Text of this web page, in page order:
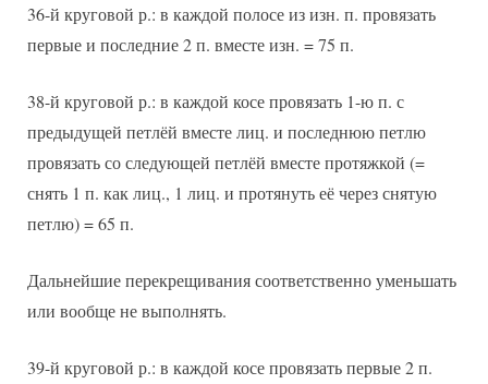
36-й круговой р.: в каждой полосе из изн. п. провязать
первые и последние 2 п. вместе изн. = 75 п.
38-й круговой р.: в каждой косе провязать 1-ю п. с
предыдущей петлёй вместе лиц. и последнюю петлю
провязать со следующей петлёй вместе протяжкой (=
снять 1 п. как лиц., 1 лиц. и протянуть её через снятую
петлю) = 65 п.
Дальнейшие перекрещивания соответственно уменьшать
или вообще не выполнять.
39-й круговой р.: в каждой косе провязать первые 2 п.